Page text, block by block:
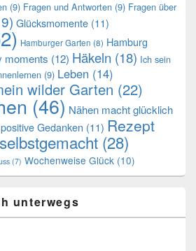
(9) Fragen und Antworten (9) Fragen über
Glücksmomente (11)
Hamburger Garten (8) Hamburg
moments (12) Häkeln (18) Ich sein
(9) Leben (14)
wilder Garten (22)
(46) Nähen macht glücklich
positive Gedanken (11) Rezept
selbstgemacht (28)
(7) Wochenweise Glück (10)
unterwegs